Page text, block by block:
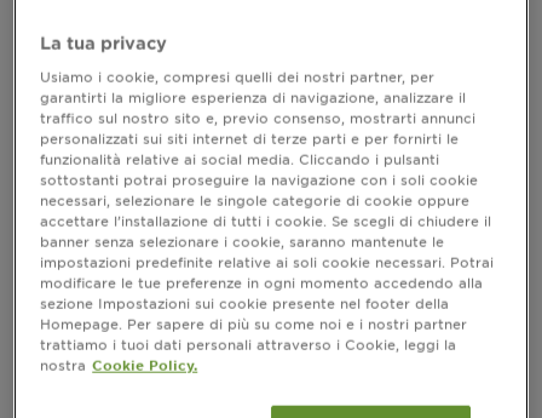
osservando un miglioramento temporaneo della
se la luce solare e l'acqua salata siano davvero alleati
contro le disomogeneità cutanee. Ma è veramente
così? Scopriamo insieme se il sole è un amico o un
nemico per chi combatte contro i brufoli.
In primis, è bene comprendere che, sebbene il sole e il
mare possano temporaneamente migliorare l'aspetto
della pelle a tendenza acneica, è importante non
affidarsi esclusivamente a questi fattori. La chiave per
una pelle priva di imperfezioni risiede in una routine
costante e nell'uso di prodotti specifici, che offrono
sia una buona protezione solare che un trattamento
mirato: con l'approccio giusto, è possibile godersi
La tua privacy
Usiamo i cookie, compresi quelli dei nostri partner, per
garantirti la migliore esperienza di navigazione, analizzare il
traffico sul nostro sito e, previo consenso, mostrarti annunci
personalizzati sui siti internet di terze parti e per fornirti le
funzionalità relative ai social media. Cliccando i pulsanti
sottostanti potrai proseguire la navigazione con i soli cookie
necessari, selezionare le singole categorie di cookie oppure
accettare l’installazione di tutti i cookie. Se scegli di chiudere il
banner senza selezionare i cookie, saranno mantenute le
impostazioni predefinite relative ai soli cookie necessari. Potrai
modificare le tue preferenze in ogni momento accedendo alla
sezione Impostazioni sui cookie presente nel footer della
Homepage. Per sapere di più su come noi e i nostri partner
trattiamo i tuoi dati personali attraverso i Cookie, leggi la
nostra Cookie Policy.